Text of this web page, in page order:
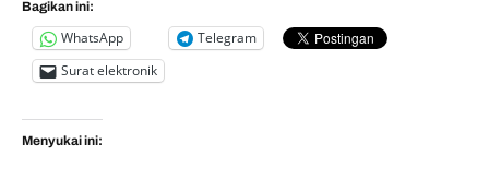
Bagikan ini:
WhatsApp
Telegram
Surat elektronik
Menyukai ini: